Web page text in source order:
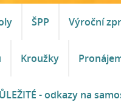
ŠPP Výroční
Kroužky
- odkazy na